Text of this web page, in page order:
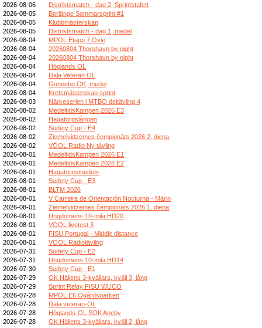
2026-08-06
Distriktsmatch - dag 2, Sprintstafett
2026-08-05
Borlänge Sommarsprint #1
2026-08-05
Klubbmästerskap
2026-08-05
Distriktsmatch - dag 1, medel
2026-08-04
MPOL Etapp 7 Oxie
2026-08-04
20260804 Thorshavn by night
2026-08-04
20260804 Thorshavn by night
2026-08-04
Höglands OL
2026-08-04
Dala Veteran OL
2026-08-04
Gunnebo OK, medel
2026-08-04
Kretsmästerskap sprint
2026-08-03
Närkeserien i MTBO deltävling 4
2026-08-02
MedeltidsKampen 2026 E3
2026-08-02
Hagatorpslången
2026-08-02
Sudety Cup - E4
2026-08-02
Ziemeļvidzemes čempionāts 2026 2. diena
2026-08-02
VÖOL Radio Ny tävling
2026-08-01
MedeltidsKampen 2026 E1
2026-08-01
MedeltidsKampen 2026 E2
2026-08-01
Hagatorpsmedeln
2026-08-01
Sudety Cup - E3
2026-08-01
BLTM 2026
2026-08-01
V Carreira de Orientación Nocturna - Marin
2026-08-01
Ziemeļvidzemes čempionāts 2026 1. diena
2026-08-01
Ungdomens 10-mila HD20
2026-08-01
VOOL livetest 3
2026-08-01
FISU Portugal - Middle distance
2026-08-01
VOOL Radiotävling
2026-07-31
Sudety Cup - E2
2026-07-31
Ungdomens 10-mila HD14
2026-07-30
Sudety Cup - E1
2026-07-29
OK Hällens 3-kvällars, kväll 3, lång
2026-07-29
Sprint Relay FISU WUCO
2026-07-28
MPOL E6 Ögårdsparken
2026-07-28
Dala veteran-OL
2026-07-28
Höglands-OL SOK Aneby
2026-07-28
OK Hällens 3-kvällars, kväll 2, lång